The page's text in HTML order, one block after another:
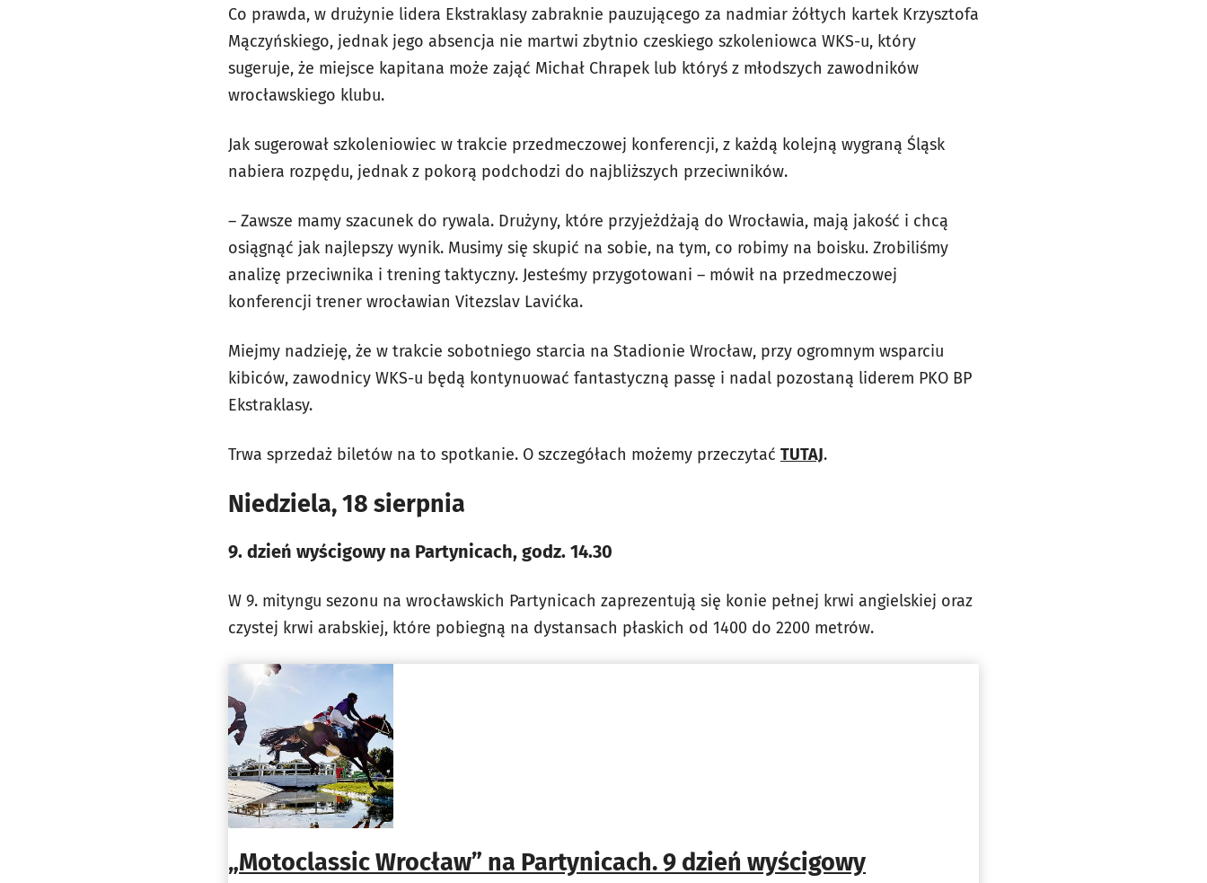
Co prawda, w drużynie lidera Ekstraklasy zabraknie pauzującego za nadmiar żółtych kartek Krzysztofa
Mączyńskiego, jednak jego absencja nie martwi zbytnio czeskiego szkoleniowca WKS-u, który
sugeruje, że miejsce kapitana może zająć Michał Chrapek lub któryś z młodszych zawodników
wrocławskiego klubu.
Jak sugerował szkoleniowiec w trakcie przedmeczowej konferencji, z każdą kolejną wygraną Śląsk
nabiera rozpędu, jednak z pokorą podchodzi do najbliższych przeciwników.
– Zawsze mamy szacunek do rywala. Drużyny, które przyjeżdżają do Wrocławia, mają jakość i chcą
osiągnąć jak najlepszy wynik. Musimy się skupić na sobie, na tym, co robimy na boisku. Zrobiliśmy
analizę przeciwnika i trening taktyczny. Jesteśmy przygotowani – mówił na przedmeczowej
konferencji trener wrocławian Vitezslav Lavićka.
Miejmy nadzieję, że w trakcie sobotniego starcia na Stadionie Wrocław, przy ogromnym wsparciu
kibiców, zawodnicy WKS-u będą kontynuować fantastyczną passę i nadal pozostaną liderem PKO BP
Ekstraklasy.
Trwa sprzedaż biletów na to spotkanie. O szczegółach możemy przeczytać TUTAJ.
Niedziela, 18 sierpnia
9. dzień wyścigowy na Partynicach, godz. 14.30
W 9. mityngu sezonu na wrocławskich Partynicach zaprezentują się konie pełnej krwi angielskiej oraz
czystej krwi arabskiej, które pobiegną na dystansach płaskich od 1400 do 2200 metrów.
„Motoclassic Wrocław” na Partynicach. 9 dzień wyścigowy